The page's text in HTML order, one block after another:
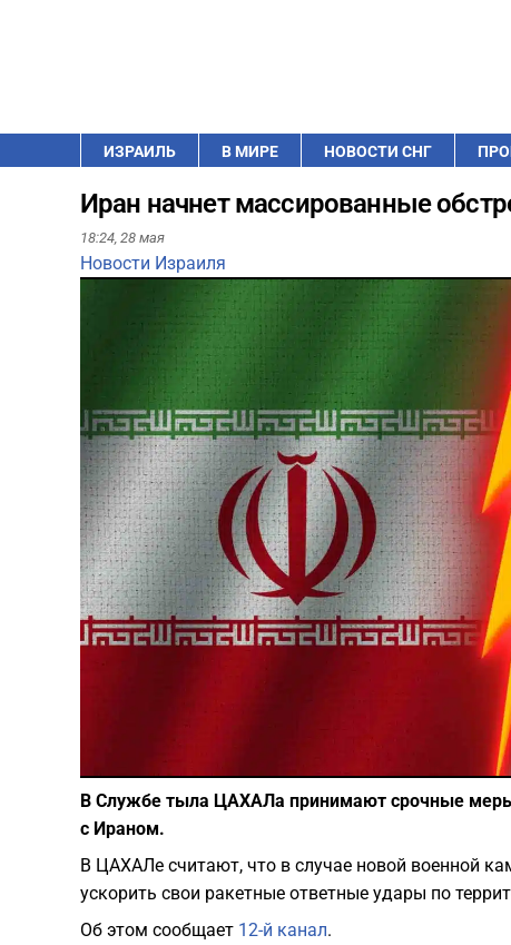
ИЗРАИЛЬ В МИРЕ НОВОСТИ СНГ
Иран начнет массированные
18:24, 28 мая
Новости Израиля
В Службе тыла ЦАХАЛа принимают срочные
с Ираном.
В ЦАХАЛе считают, что в случае новой военной
ускорить свои ракетные ответные удары по
Об этом сообщает 12-й канал.